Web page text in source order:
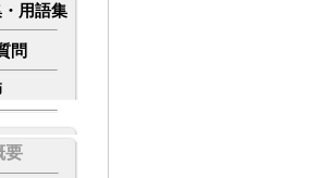
用語集
問
要